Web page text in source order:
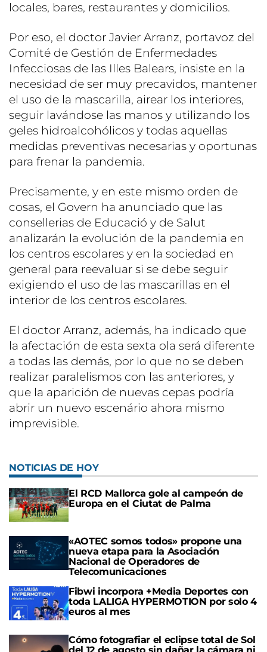
locales, bares, restaurantes y domicilios.
Por eso, el doctor Javier Arranz, portavoz del
Comité de Gestión de Enfermedades
Infecciosas de las Illes Balears, insiste en la
necesidad de ser muy precavidos, mantener
el uso de la mascarilla, airear los interiores,
seguir lavándose las manos y utilizando los
geles hidroalcohólicos y todas aquellas
medidas preventivas necesarias y oportunas
para frenar la pandemia.
Precisamente, y en este mismo orden de
cosas, el Govern ha anunciado que las
consellerias de Educació y de Salut
analizarán la evolución de la pandemia en
los centros escolares y en la sociedad en
general para reevaluar si se debe seguir
exigiendo el uso de las mascarillas en el
interior de los centros escolares.
El doctor Arranz, además, ha indicado que
la afectación de esta sexta ola será diferente
a todas las demás, por lo que no se deben
realizar paralelismos con las anteriores, y
que la aparición de nuevas cepas podría
abrir un nuevo escenário ahora mismo
imprevisible.
NOTICIAS DE HOY
El RCD Mallorca gole al campeón de
Europa en el Ciutat de Palma
«AOTEC somos todos» propone una
nueva etapa para la Asociación
Nacional de Operadores de
Telecomunicaciones
Fibwi incorpora +Media Deportes con
toda LALIGA HYPERMOTION por solo 4
euros al mes
Cómo fotografiar el eclipse total de Sol
del 12 de agosto sin dañar la cámara ni